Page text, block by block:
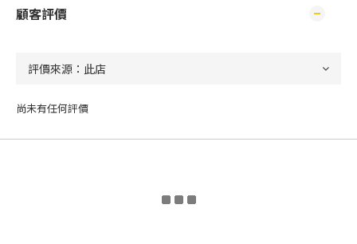
顧客評價
尚未有任何評價